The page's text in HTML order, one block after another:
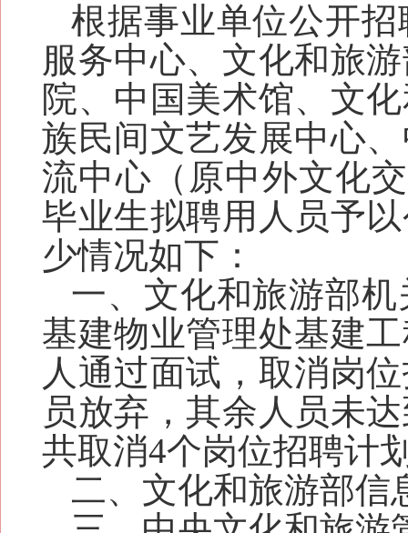
根据事业单位公开
服务中心、文化和旅
院、中国美术馆、文
族民间文艺发展中心
流中心（原中外文化
毕业生拟聘用人员予
少情况如下 ：
一、文化和旅游部
基建物业管理处基建
人通过面试，取消岗
员放弃，其余人员未
共取消4个岗位招聘计
二、文化和旅游部信